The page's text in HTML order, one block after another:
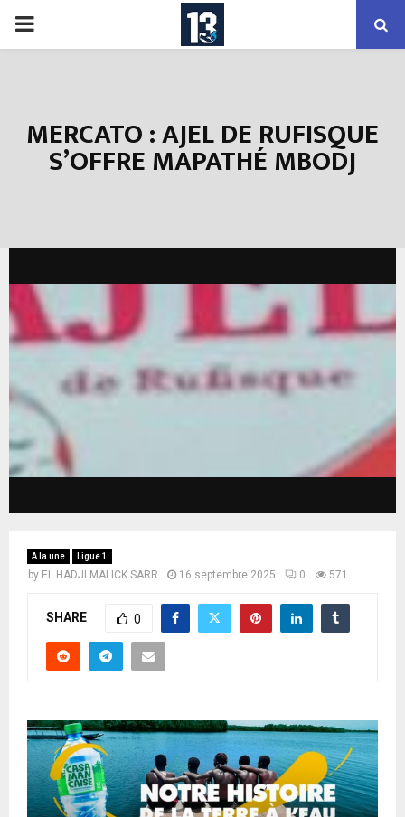
PRIMARY
MERCATO : AJEL DE RUFISQUE
S’OFFRE MAPATHÉ MBODJ
A la une Ligue 1
by EL HADJI MALICK SARR 16 septembre 2025 0 571
SHARE 0